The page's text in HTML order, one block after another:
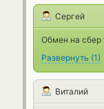
Сергей
Обмен на
Развернуть (1)
Виталий